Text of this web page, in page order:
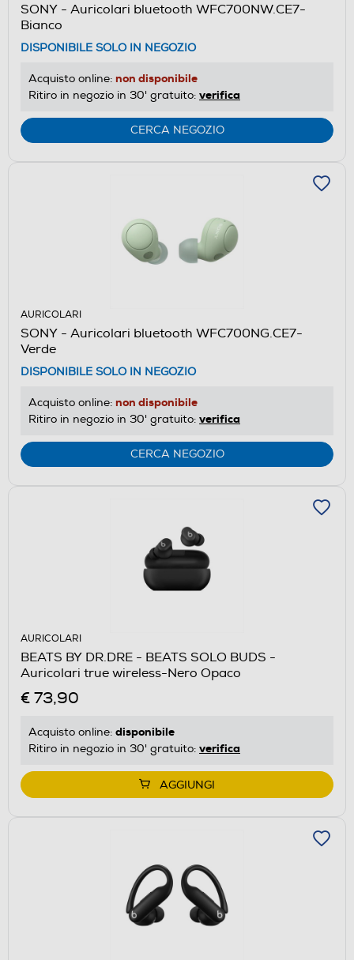
SONY - Auricolari bluetooth WFC700NW.CE7-
Bianco
DISPONIBILE SOLO IN NEGOZIO
Acquisto online: non disponibile
Ritiro in negozio in 30' gratuito: verifica
CERCA NEGOZIO
AURICOLARI
SONY - Auricolari bluetooth WFC700NG.CE7-
Verde
DISPONIBILE SOLO IN NEGOZIO
Acquisto online: non disponibile
Ritiro in negozio in 30' gratuito: verifica
CERCA NEGOZIO
AURICOLARI
BEATS BY DR.DRE - BEATS SOLO BUDS -
Auricolari true wireless-Nero Opaco
€ 73,90
Acquisto online: disponibile
Ritiro in negozio in 30' gratuito: verifica
AGGIUNGI